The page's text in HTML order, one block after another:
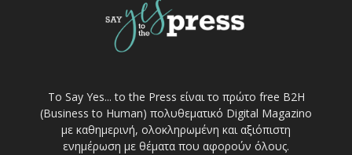
Το Say Yes... to the Press είναι το πρώτο free Β2Η
(Business to Human) πολυθεματικό Digital Magazino
με καθημερινή, ολοκληρωμένη και αξιόπιστη
ενημέρωση με θέματα που αφορούν όλους.